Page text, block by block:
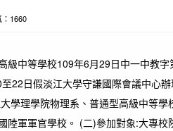
1660
級中等學校109年6月29日中一中教
22日假淡江大學守謙國際會議中心
學理學院物理系、普通型高級中等
陸軍軍官學校。 (二)參加對象:大專